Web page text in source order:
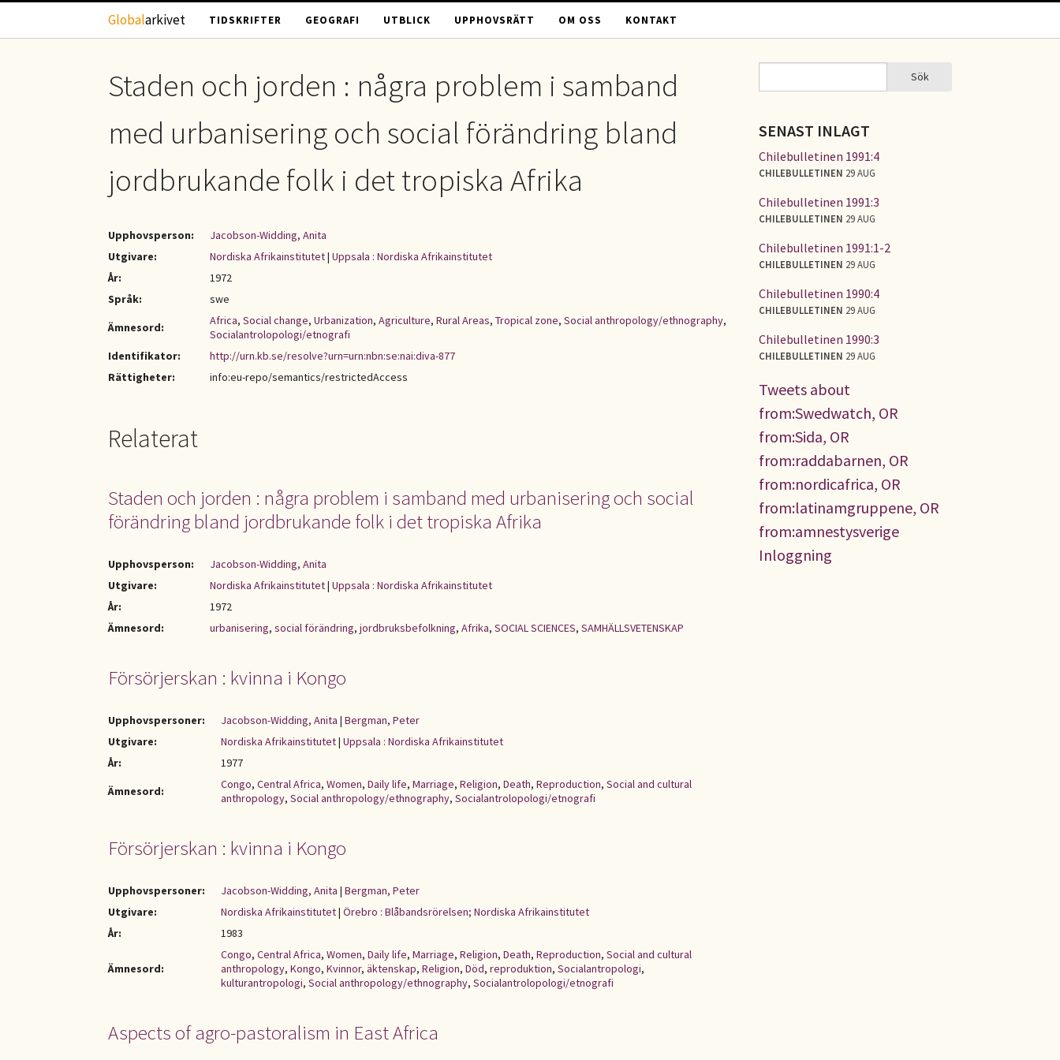
Hoppa till huvudinnehåll
Globalarkivet TIDSKRIFTER GEOGRAFI UTBLICK UPPHOVSRÄTT OM OSS KONTAKT
Staden och jorden : några problem i samband
med urbanisering och social förändring bland
jordbrukande folk i det tropiska Afrika
Upphovsperson:
Jacobson-Widding, Anita
Utgivare:
Nordiska Afrikainstitutet| Uppsala : Nordiska Afrikainstitutet
År:
1972
Språk:
swe
Ämnesord:
Africa, Social change, Urbanization, Agriculture, Rural Areas, Tropical zone, Social anthropology/ethnography,
Socialantrolopologi/etnografi
Identifikator:
http://urn.kb.se/resolve?urn=urn:nbn:se:nai:diva-877
Rättigheter:
info:eu-repo/semantics/restrictedAccess
Relaterat
Staden och jorden : några problem i samband med urbanisering och social
förändring bland jordbrukande folk i det tropiska Afrika
Upphovsperson:
Jacobson-Widding, Anita
Utgivare:
Nordiska Afrikainstitutet| Uppsala : Nordiska Afrikainstitutet
År:
1972
Ämnesord:
urbanisering, social förändring, jordbruksbefolkning, Afrika, SOCIAL SCIENCES, SAMHÄLLSVETENSKAP
Försörjerskan : kvinna i Kongo
Upphovspersoner: Jacobson-Widding, Anita | Bergman, Peter
Utgivare:
Nordiska Afrikainstitutet| Uppsala : Nordiska Afrikainstitutet
År:
1977
Ämnesord:
Congo, Central Africa, Women, Daily life, Marriage, Religion, Death, Reproduction, Social and cultural
anthropology, Social anthropology/ethnography, Socialantrolopologi/etnografi
Försörjerskan : kvinna i Kongo
Upphovspersoner: Jacobson-Widding, Anita | Bergman, Peter
Utgivare:
Nordiska Afrikainstitutet| Örebro : Blåbandsrörelsen; Nordiska Afrikainstitutet
År:
1983
Ämnesord:
Congo, Central Africa, Women, Daily life, Marriage, Religion, Death, Reproduction, Social and cultural
anthropology, Kongo, Kvinnor, äktenskap, Religion, Död, reproduktion, Socialantropologi,
kulturantropologi, Social anthropology/ethnography, Socialantrolopologi/etnografi
Aspects of agro-pastoralism in East Africa
SÖKFORMULÄR Sök
SENAST INLAGT
Chilebulletinen 1991:4
CHILEBULLETINEN 29 AUG
Chilebulletinen 1991:3
CHILEBULLETINEN 29 AUG
Chilebulletinen 1991:1-2
CHILEBULLETINEN 29 AUG
Chilebulletinen 1990:4
CHILEBULLETINEN 29 AUG
Chilebulletinen 1990:3
CHILEBULLETINEN 29 AUG
Tweets about
from:Swedwatch, OR
from:Sida, OR
from:raddabarnen, OR
from:nordicafrica, OR
from:latinamgruppene, OR
from:amnestysverige
Inloggning